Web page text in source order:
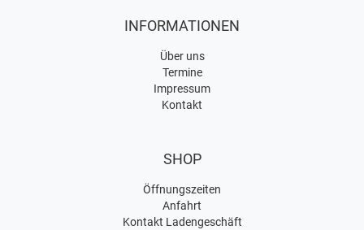
INFORMATIONEN
Über uns
Termine
Impressum
Kontakt
SHOP
Öffnungszeiten
Anfahrt
Kontakt Ladengeschäft